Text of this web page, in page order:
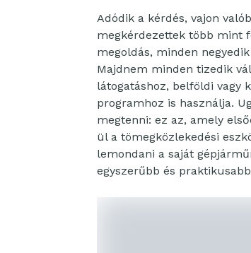
Adódik a kérdés, vajon
megkérdezettek több mint
megoldás, minden
Majdnem minden tizedik
látogatáshoz, belföldi vagy
programhoz is használja.
megtenni: ez az, amely
ül a tömegközlekedési
lemondani a saját
egyszerűbb és